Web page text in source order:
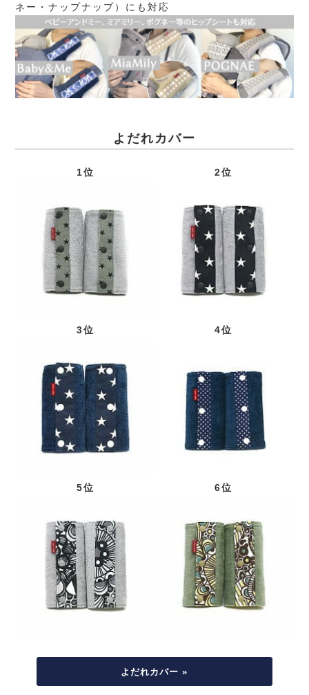
ネー・ナップナップ）にも対応
よだれカバー
1位 2位
3位 4位
5位 6位
よだれカバー »